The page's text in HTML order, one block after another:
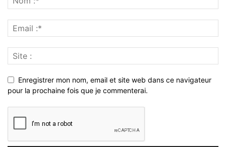
Enregistrer mon nom, email et site web dans ce navigateur
pour la prochaine fois que je commenterai.